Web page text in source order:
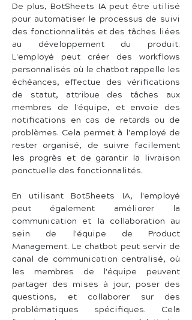
De plus, BotSheets IA peut être utilisé
pour automatiser le processus de suivi
des fonctionnalités et des tâches liées
au développement du produit.
L'employé peut créer des workflows
personnalisés où le chatbot rappelle les
échéances, effectue des vérifications
de statut, attribue des tâches aux
membres de l'équipe, et envoie des
notifications en cas de retards ou de
problèmes. Cela permet à l'employé de
rester organisé, de suivre facilement
les progrès et de garantir la livraison
ponctuelle des fonctionnalités.
En utilisant BotSheets IA, l'employé
peut également améliorer la
communication et la collaboration au
sein de l'équipe de Product
Management. Le chatbot peut servir de
canal de communication centralisé, où
les membres de l'équipe peuvent
partager des mises à jour, poser des
questions, et collaborer sur des
problématiques spécifiques. Cela